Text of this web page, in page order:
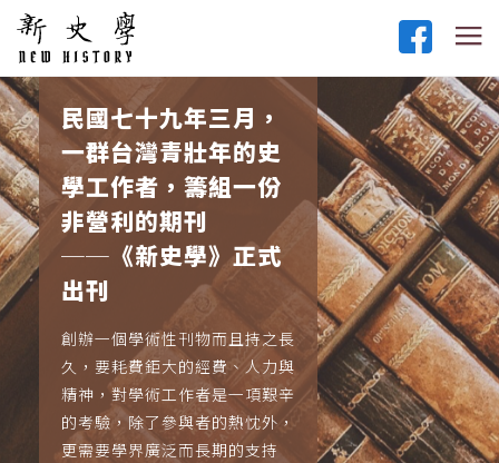
民國七十九年三月，
一群台灣青壯年的史
學工作者，籌組一份
非營利的期刊
──《新史學》正式
出刊
創辦一個學術性刊物而且持之長
久，要耗費鉅大的經費、人力與
精神，對學術工作者是一項艱辛
的考驗，除了參與者的熱忱外，
更需要學界廣泛而長期的支持